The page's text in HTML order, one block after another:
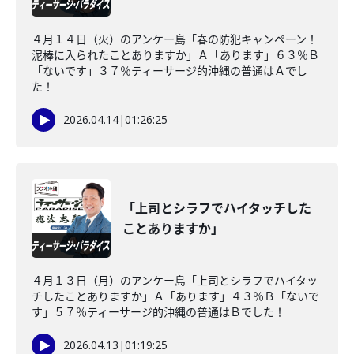
４月１４日（火）のアンケー島「春の防犯キャンペーン！
泥棒に入られたことありますか」Ａ「あります」６３％Ｂ
「ないです」３７％ティーサージ的沖縄の普通はＡでし
た！
2026.04.14|01:26:25
「上司とシラフでハイタッチした
ことありますか」
４月１３日（月）のアンケー島「上司とシラフでハイタッ
チしたことありますか」Ａ「あります」４３％Ｂ「ないで
す」５７％ティーサージ的沖縄の普通はＢでした！
2026.04.13 |01:19:25